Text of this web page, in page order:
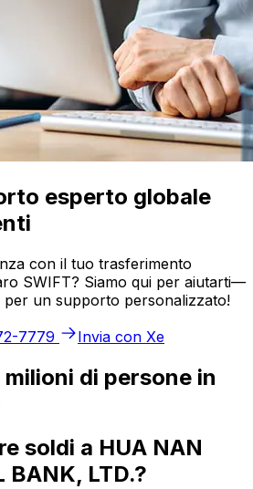
esperto globale
con il tuo trasferimento
SWIFT? Siamo qui per aiutarti—
per un supporto personalizzato!
7779
Invia con Xe
di persone in
soldi a HUA NAN
BANK, LTD.?